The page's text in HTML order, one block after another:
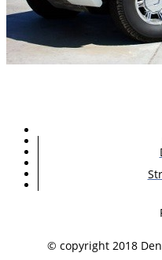
© copyright 2018